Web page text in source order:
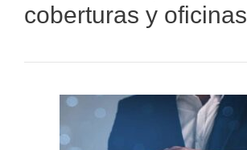
coberturas y oficinas